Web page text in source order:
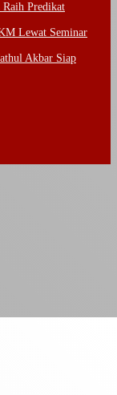
Raih Predikat
Lewat Seminar
Akbar Siap